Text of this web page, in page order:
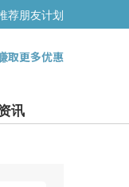
荐朋友计划
取更多优惠
讯